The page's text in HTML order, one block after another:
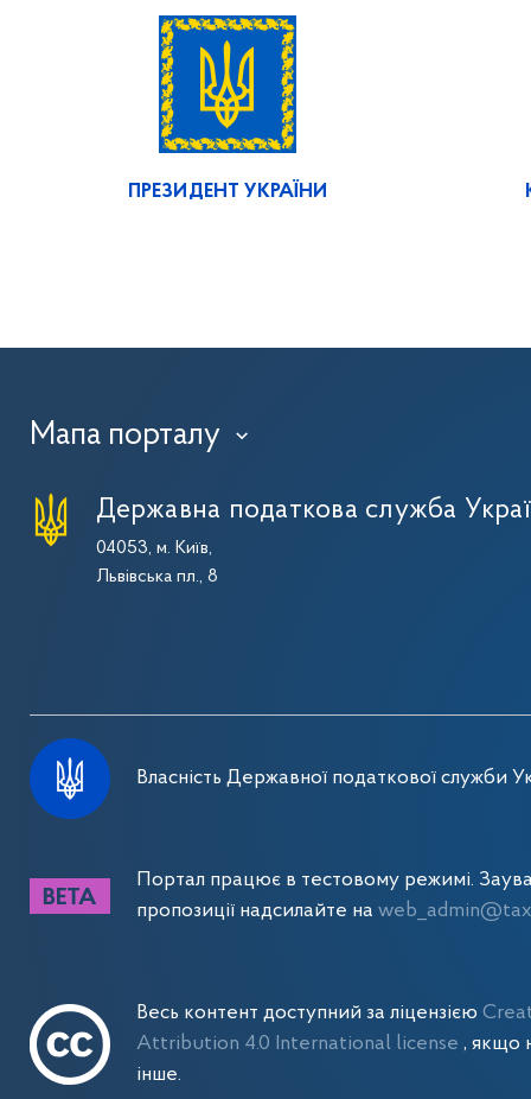
ПРЕЗИДЕНТ УКРАЇНИ
Мапа порталу ›
Державна податкова служба
04053, м. Київ,
Львівська пл., 8
Власність Державної податкової служби
Портал працює в тестовому режимі.
пропозиції надсилайте на
Весь контент доступний за ліцензією
Attribution 4.0 International license , якщо
інше.